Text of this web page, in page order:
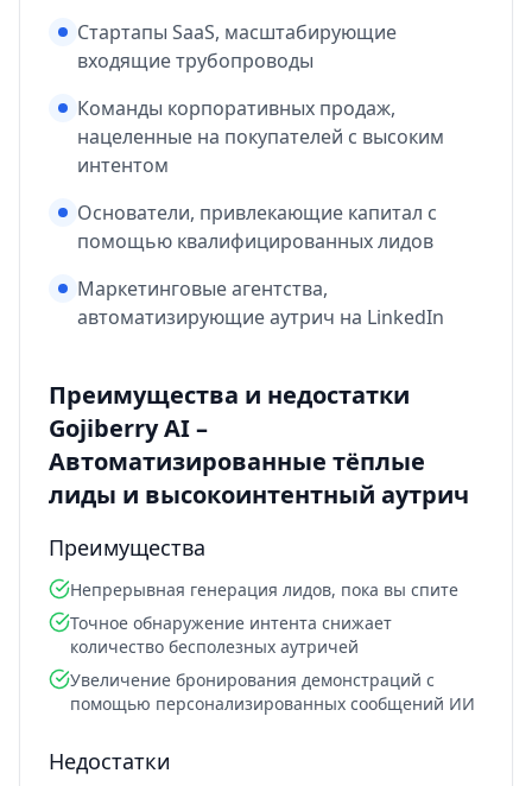
Стартапы SaaS, масштабирующие
входящие трубопроводы
Команды корпоративных продаж,
нацеленные на покупателей с высоким
интентом
Основатели, привлекающие капитал с
помощью квалифицированных лидов
Маркетинговые агентства,
автоматизирующие аутрич на LinkedIn
Преимущества и недостатки
Gojiberry AI –
Автоматизированные тёплые
лиды и высокоинтентный аутрич
Преимущества
Непрерывная генерация лидов, пока вы спите
Точное обнаружение интента снижает
количество бесполезных аутричей
Увеличение бронирования демонстраций с
помощью персонализированных сообщений ИИ
Недостатки